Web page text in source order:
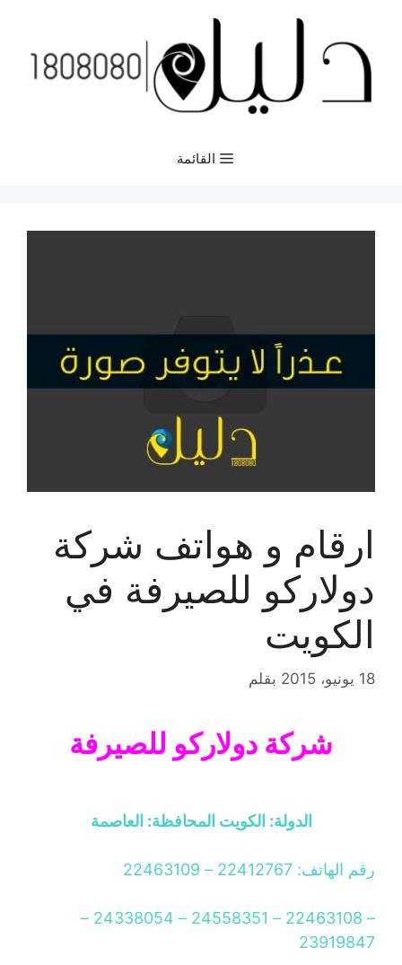
المحتوى
القائمة
ارقام و هواتف شركة
دولاركو للصيرفة في
الكويت
18 يونيو، 2015 بقلم
شركة دولاركو للصيرفة
الدولة: الكويت المحافظة: العاصمة
رقم الهاتف: 22412767 – 22463109
– 22463108 – 24558351 – 24338054 –
23919847